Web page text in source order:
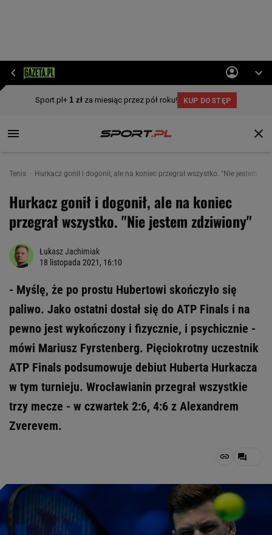
Tenis Hurkacz gonił i dogonił, ale na koniec przegrał wszystko. "Nie jestem
Hurkacz gonił i dogonił, ale na koniec
przegrał wszystko. "Nie jestem zdziwiony"
Łukasz Jachimiak
18 listopada 2021, 16:10
- Myślę, że po prostu Hubertowi skończyło się
paliwo. Jako ostatni dostał się do ATP Finals i na
pewno jest wykończony i fizycznie, i psychicznie -
mówi Mariusz Fyrstenberg. Pięciokrotny uczestnik
ATP Finals podsumowuje debiut Huberta Hurkacza
w tym turnieju. Wrocławianin przegrał wszystkie
trzy mecze - w czwartek 2:6, 4:6 z Alexandrem
Zverevem.